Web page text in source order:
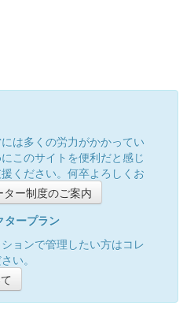
は多くの労力がかかってい
このサイトを便利だと感じ
ください。何卒よろしくお
ター制度のご案内
タープラン
ョンで管理したい方はコレ
い。